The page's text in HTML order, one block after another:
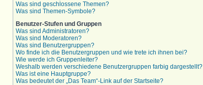
Was sind geschlossene Themen?
Was sind Themen-Symbole?
Benutzer-Stufen und Gruppen
Was sind Administratoren?
Was sind Moderatoren?
Was sind Benutzergruppen?
Wo finde ich die Benutzergruppen und wie trete ich ihnen bei?
Wie werde ich Gruppenleiter?
Weshalb werden verschiedene Benutzergruppen farbig dargestellt?
Was ist eine Hauptgruppe?
Was bedeutet der „Das Team“-Link auf der Startseite?